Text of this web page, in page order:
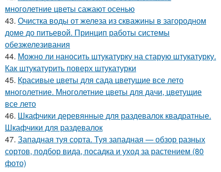
многолетние цветы сажают осенью
43. Очистка воды от железа из скважины в загородном
доме до питьевой. Принцип работы системы
обезжелезивания
44. Можно ли наносить штукатурку на старую штукатурку.
Как штукатурить поверх штукатурки
45. Красивые цветы для сада цветущие все лето
многолетние. Многолетние цветы для дачи, цветущие
все лето
46. Шкафчики деревянные для раздевалок квадратные.
Шкафчики для раздевалок
47. Западная туя сорта. Туя западная — обзор разных
сортов, подбор вида, посадка и уход за растением (80
фото)